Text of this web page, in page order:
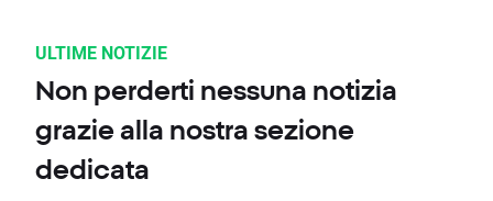
ULTIME NOTIZIE
Non perderti nessuna notizia
grazie alla nostra sezione
dedicata